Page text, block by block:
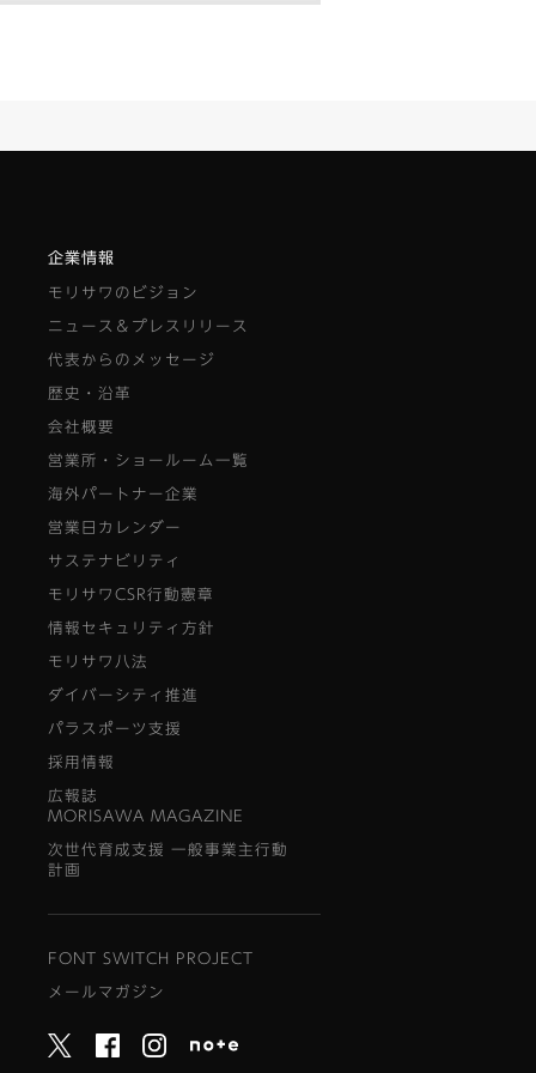
企業情報
モリサワのビジョン
ニュース＆プレスリリース
代表からのメッセージ
歴史・沿革
会社概要
営業所・ショールーム一覧
海外パートナー企業
営業日カレンダー
サステナビリティ
モリサワCSR行動憲章
情報セキュリティ方針
モリサワ八法
ダイバーシティ推進
パラスポーツ支援
採用情報
広報誌
MORISAWA MAGAZINE
次世代育成支援 一般事業主行動
計画
FONT SWITCH PROJECT
メールマガジン